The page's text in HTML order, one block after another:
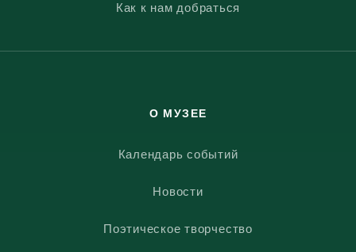
Как к нам добраться
О МУЗЕЕ
Календарь событий
Новости
Поэтическое творчество